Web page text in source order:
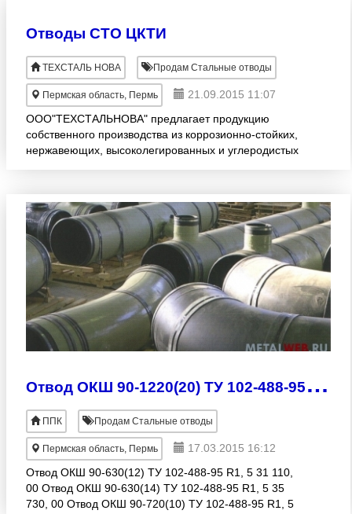
Отводы СТО ЦКТИ
ТЕХСТАЛЬ НОВА Продам Стальные отводы
Пермская область, Пермь
21.09.2015 11:07
ООО"ТЕХСТАЛЬНОВА" предлагает продукцию
собственного производства из коррозионно-стойких,
нержавеющих, высоколегированных и углеродистых
О
твод ОКШ 90-1220(20) ТУ 102-488-95 R1, 5 145 170, 00руб.
ППК Продам Стальные отводы
Пермская область, Пермь
17.03.2015 16:12
Отвод ОКШ 90-630(12) ТУ 102-488-95 R1, 5 31 110,
00 Отвод ОКШ 90-630(14) ТУ 102-488-95 R1, 5 35
730, 00 Отвод ОКШ 90-720(10) ТУ 102-488-95 R1, 5